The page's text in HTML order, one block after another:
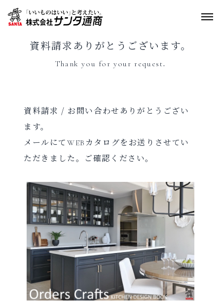
輸入建材
家具・インテリア
リノベーション
ショールーム
お問い合わせ
資料請求ありがとうございます。
Thank you for your request.
資料請求 / お問い合わせありがとうござい
ます。
メールにてWEBカタログをお送りさせてい
ただきました。ご確認ください。